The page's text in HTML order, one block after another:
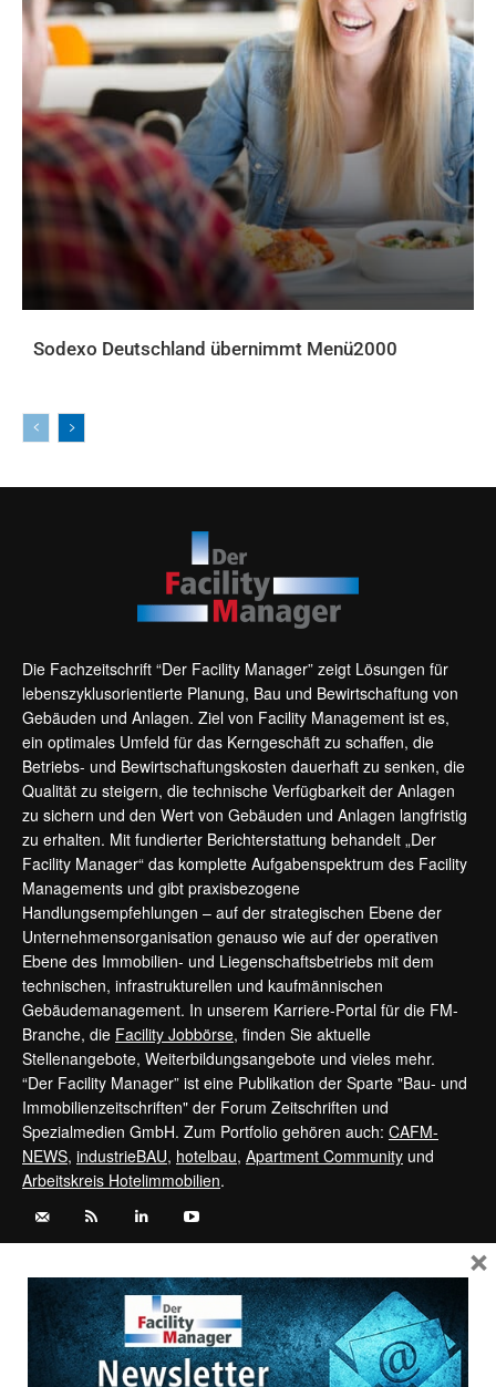
Sodexo Deutschland übernimmt Menü2000
Die Fachzeitschrift “Der Facility Manager” zeigt Lösungen für
lebenszyklusorientierte Planung, Bau und Bewirtschaftung von
Gebäuden und Anlagen. Ziel von Facility Management ist es,
ein optimales Umfeld für das Kerngeschäft zu schaffen, die
Betriebs- und Bewirtschaftungskosten dauerhaft zu senken, die
Qualität zu steigern, die technische Verfügbarkeit der Anlagen
zu sichern und den Wert von Gebäuden und Anlagen langfristig
zu erhalten. Mit fundierter Berichterstattung behandelt „Der
Facility Manager“ das komplette Aufgabenspektrum des Facility
Managements und gibt praxisbezogene
Handlungsempfehlungen – auf der strategischen Ebene der
Unternehmensorganisation genauso wie auf der operativen
Ebene des Immobilien- und Liegenschaftsbetriebs mit dem
technischen, infrastrukturellen und kaufmännischen
Gebäudemanagement. In unserem Karriere-Portal für die FM-
Branche, die Facility Jobbörse, finden Sie aktuelle
Stellenangebote, Weiterbildungsangebote und vieles mehr.
“Der Facility Manager” ist eine Publikation der Sparte "Bau- und
Immobilienzeitschriften" der Forum Zeitschriften und
Spezialmedien GmbH. Zum Portfolio gehören auch: CAFM-
NEWS, industrieBAU, hotelbau, Apartment Community und
Arbeitskreis Hotelimmobilien.
Kontaktieren Sie uns:service@forum-zeitschriften.de
Vertrag widerrufen
×